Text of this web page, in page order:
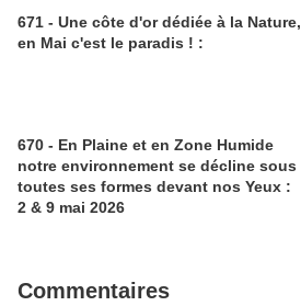
671 - Une côte d'or dédiée à la Nature,
en Mai c'est le paradis ! :
670 - En Plaine et en Zone Humide
notre environnement se décline sous
toutes ses formes devant nos Yeux :
2 & 9 mai 2026
Commentaires